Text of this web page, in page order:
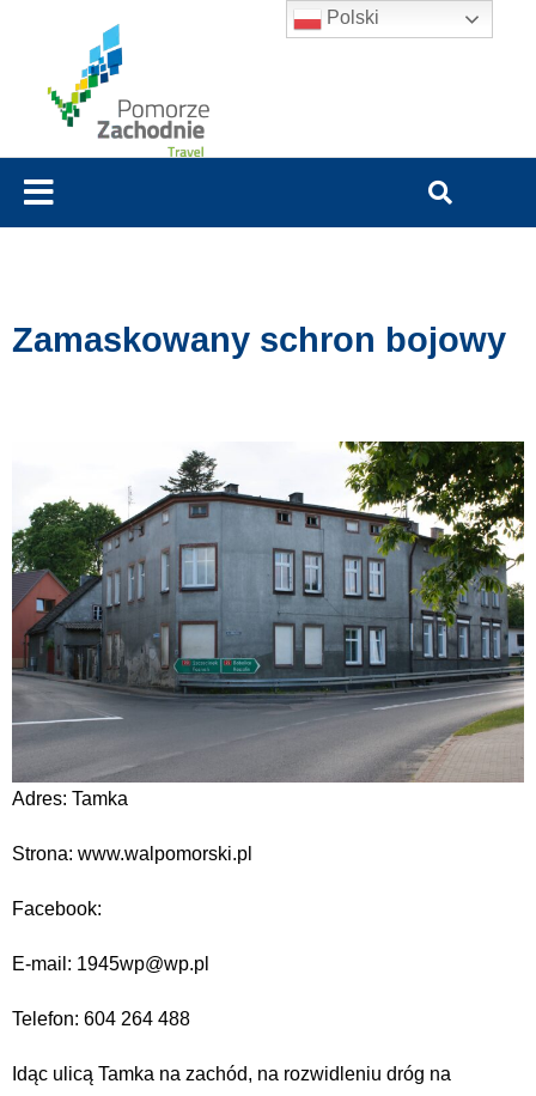
Zamaskowany schron bojowy
Adres: Tamka
Strona: www.walpomorski.pl
Facebook:
E-mail: 1945wp@wp.pl
Telefon: 604 264 488
Idąc ulicą Tamka na zachód, na rozwidleniu dróg na
Polski